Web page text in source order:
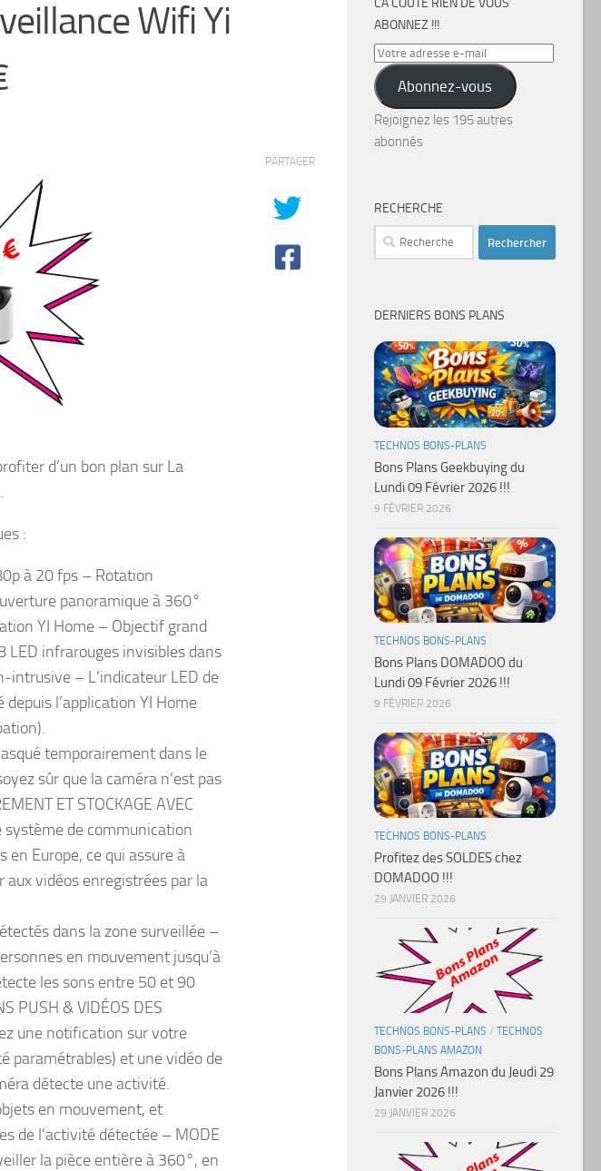
Wifi Yi
d’un bon plan sur La
:
à 20 fps – Rotation
panoramique à 360°
YI Home – Objectif grand
LED infrarouges invisibles dans
intrusive – L’indicateur LED de
l’application YI Home
temporairement dans le
sûr que la caméra n’est pas
ET STOCKAGE AVEC
système de communication
en Europe, ce qui assure à
aux vidéos enregistrées par la
dans la zone surveillée –
en mouvement jusqu’à
les sons entre 50 et 90
PUSH & VIDÉOS DES
une notification sur votre
paramétrables) et une vidéo de
détecte une activité.
en mouvement, et
de l’activité détectée – MODE
la pièce entière à 360°, en
PARTAGER
CA COÛTE RIEN DE VOUS
ABONNEZ !!!
Votre
adresse
e-
mail
Abonnez-vous
Rejoignez les 195 autres
abonnés
RECHERCHE
Rechercher :
DERNIERS BONS PLANS
TECHNOS BONS-PLANS
Bons Plans Geekbuying du
Lundi 09 Février 2026 !!!
9 FÉVRIER 2026
TECHNOS BONS-PLANS
Bons Plans DOMADOO du
Lundi 09 Février 2026 !!!
9 FÉVRIER 2026
TECHNOS BONS-PLANS
Profitez des SOLDES chez
DOMADOO !!!
29 JANVIER 2026
TECHNOS BONS-PLANS / TECHNOS
BONS-PLANS AMAZON
Bons Plans Amazon du Jeudi 29
Janvier 2026 !!!
29 JANVIER 2026